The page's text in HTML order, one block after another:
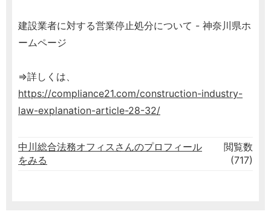
建設業者に対する営業停止処分について - 神奈川県ホ
ームページ
⇒詳しくは、
https://compliance21.com/construction-industry-
law-explanation-article-28-32/
中川総合法務オフィスさんのプロフィール
をみる
閲覧数
(717)